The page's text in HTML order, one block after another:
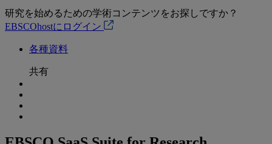
研究を始めるための学術コンテンツをお探しですか？
EBSCOhostにログイン
各種資料
共有